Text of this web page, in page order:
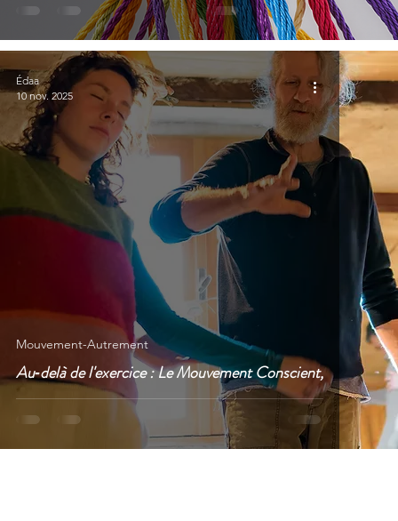
Au‑delà de l'exercice : Le Mouvement Conscient,
Mouvement-Autrement
Édaa
10 nov. 2025